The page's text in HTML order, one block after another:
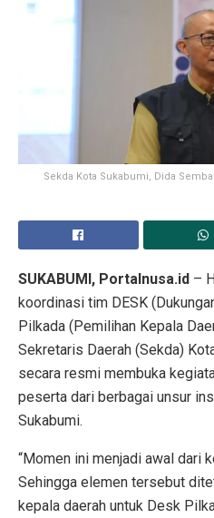
Sekda Kota Sukabumi, Dida
SUKABUMI, Portalnusa.id –
koordinasi tim DESK
Pilkada (Pemilihan Kepala
Sekretaris Daerah (Sekda)
secara resmi membuka
peserta dari berbagai unsur
Sukabumi.
“Momen ini menjadi awal dari
Sehingga elemen tersebut
kepala daerah untuk Desk